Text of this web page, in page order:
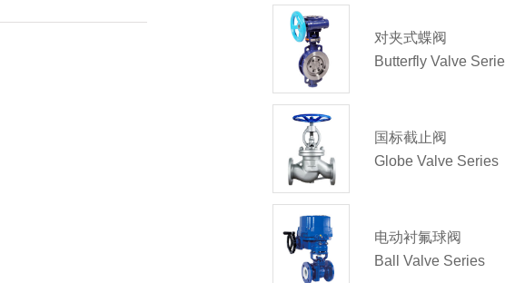
对夹式蝶阀
Butterfly Valve
国标截止阀
Globe Valve Series
电动衬氟球阀
Ball Valve Series